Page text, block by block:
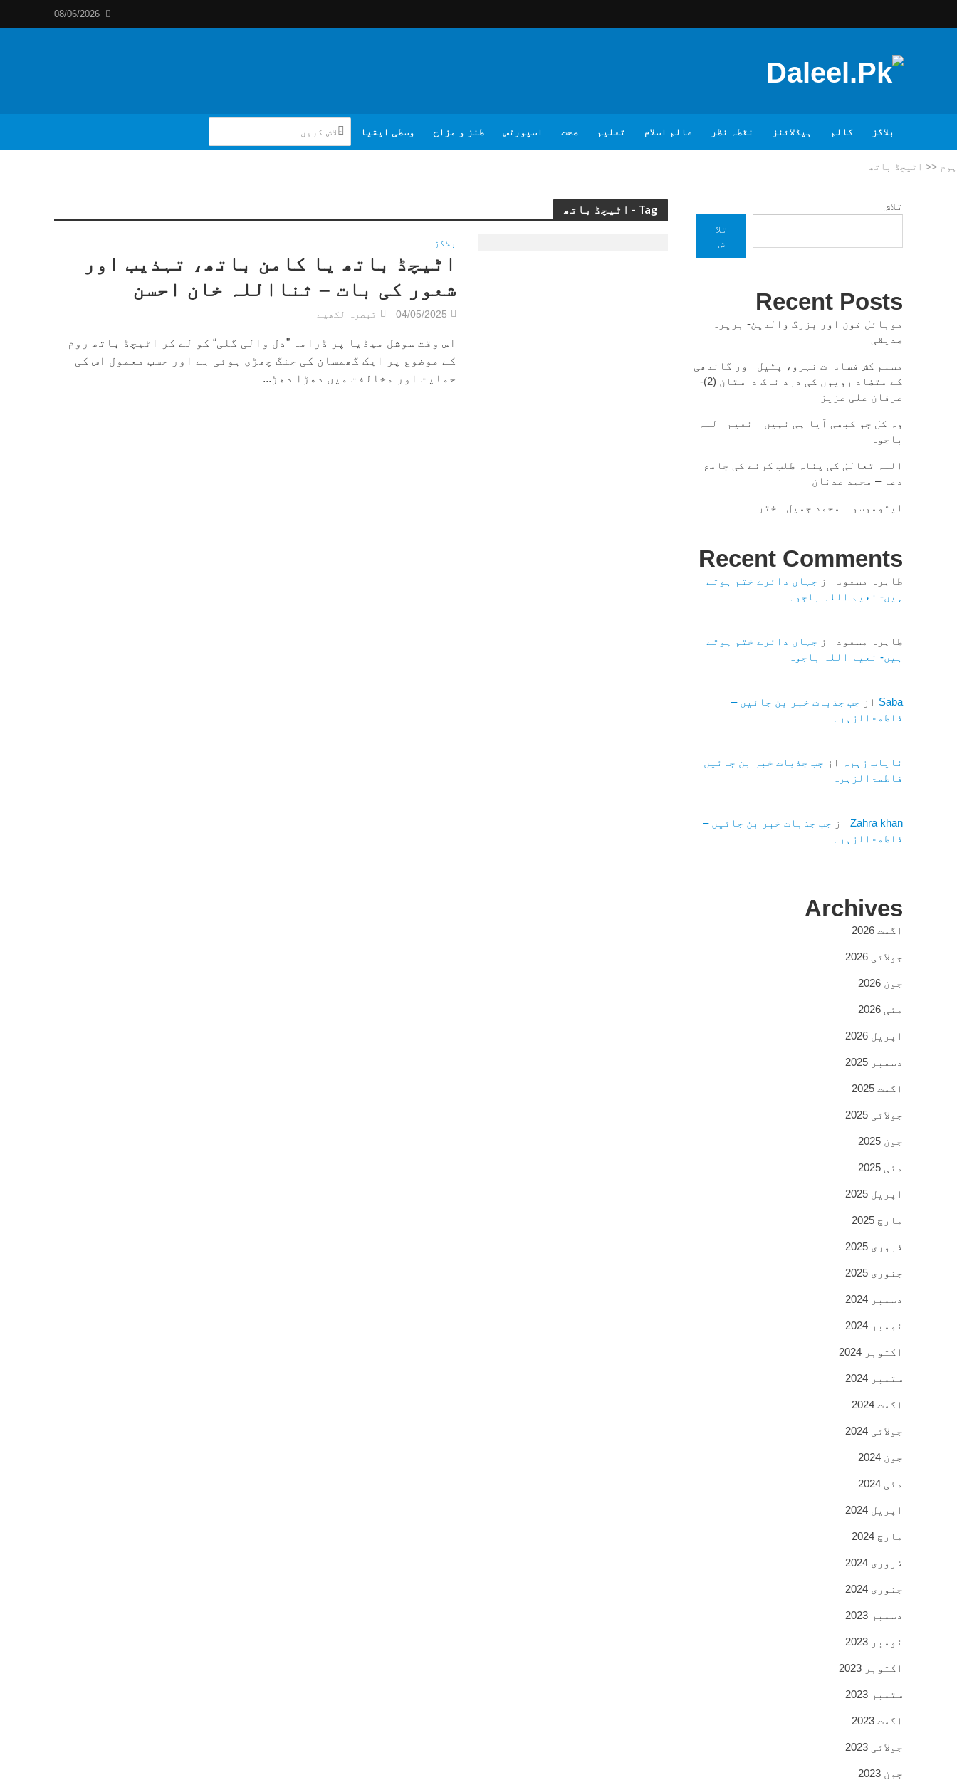
08/06/2026
بلاگز کالم ہیڈلائنز نقطہ نظر عالم اسلام تعلیم صحت اسپورٹس طنز و مزاح وسطی ایشیا
ہوم << اٹیچڈ باتھ
Tag - اٹیچڈ باتھ
بلاگز
اٹیچڈ باتھ یا کامن باتھ، تہذیب اور
شعور کی بات – ثنااللہ خان احسن
04/05/2025 تبصرہ لکھیے
اس وقت سوشل میڈیا پر ڈرامہ ”دل والی گلی“ کو لے کر اٹیچڈ باتھ روم
کے موضوع پر ایک گھمسان کی جنگ چھڑی ہوئی ہے اور حسب معمول اس کی
حمایت اور مخالفت میں دھڑا دھڑ...
تلاش
تلا
ش
Recent Posts
موبائل فون اور بزرگ والدین- بریرہ
صدیقی
مسلم کش فسادات نہرو، پٹیل اور گاندھی
کے متضاد رویوں کی درد ناک داستان (2)-
عرفان علی عزیز
وہ کل جو کبھی آیا ہی نہیں – نعیم اللہ
باجوہ
اللہ تعالیٰ کی پناہ طلب کرنے کی جامع
دعا – محمد عدنان
ایٹوموسو – محمد جمیل اختر
Recent Comments
طاہرہ مسعود از جہاں دائرے ختم ہوتے
ہیں- نعیم اللہ باجوہ
طاہرہ مسعود از جہاں دائرے ختم ہوتے
ہیں- نعیم اللہ باجوہ
Saba از جب جذبات خبر بن جائیں –
فاطمۃالزہرہ
نایاب زہرہ از جب جذبات خبر بن جائیں –
فاطمۃالزہرہ
Zahra khanاز جب جذبات خبر بن جائیں –
فاطمۃالزہرہ
Archives
اگست 2026
جولائی 2026
جون 2026
مئی 2026
اپریل 2026
دسمبر 2025
اگست 2025
جولائی 2025
جون 2025
مئی 2025
اپریل 2025
مارچ 2025
فروری 2025
جنوری 2025
دسمبر 2024
نومبر 2024
اکتوبر 2024
ستمبر 2024
اگست 2024
جولائی 2024
جون 2024
مئی 2024
اپریل 2024
مارچ 2024
فروری 2024
جنوری 2024
دسمبر 2023
نومبر 2023
اکتوبر 2023
ستمبر 2023
اگست 2023
جولائی 2023
جون 2023